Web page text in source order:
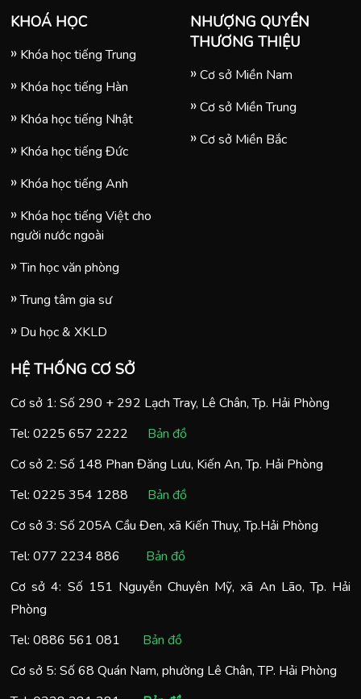
KHOÁ HỌC
Khóa học tiếng Trung
Khóa học tiếng Hàn
Khóa học tiếng Nhật
Khóa học tiếng Đức
Khóa học tiếng Anh
Khóa học tiếng Việt cho
người nước ngoài
Tin học văn phòng
Trung tâm gia sư
Du học & XKLD
NHƯỢNG QUYỀN
THƯƠNG THIỆU
Cơ sở Miền Nam
Cơ sở Miền Trung
Cơ sở Miền Bắc
HỆ THỐNG CƠ SỞ
Cơ sở 1: Số 290 + 292 Lạch Tray, Lê Chân, Tp. Hải Phòng
Tel: 0225 657 2222
Bản đồ
Cơ sở 2: Số 148 Phan Đăng Lưu, Kiến An, Tp. Hải Phòng
Tel: 0225 354 1288
Bản đồ
Cơ sở 3: Số 205A Cầu Đen, xã Kiến Thuỵ, Tp.Hải Phòng
Tel: 077 2234 886
Bản đồ
Cơ sở 4: Số 151 Nguyễn Chuyên Mỹ, xã An Lão, Tp. Hải
Phòng
Tel: 0886 561 081
Bản đồ
Cơ sở 5: Số 68 Quán Nam, phường Lê Chân, TP. Hải Phòng